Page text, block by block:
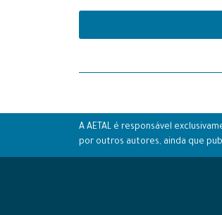
A AETAL é responsável
por outros autores, ainda que